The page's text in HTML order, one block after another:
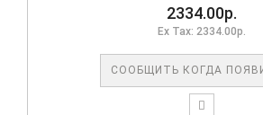
2334.00р.
Ex Tax: 2334.00р.
СООБЩИТЬ КОГДА